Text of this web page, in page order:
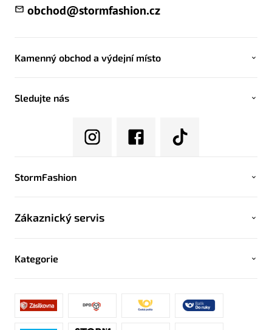
obchod@stormfashion.cz
Kamenný obchod a výdejní místo
Sledujte nás
StormFashion
Zákaznický servis
Kategorie